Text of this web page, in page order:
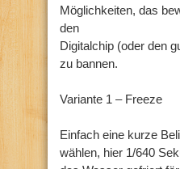
Möglichkeiten, das
den
Digitalchip (oder den
zu bannen.
Variante 1 – Freeze
Einfach eine kurze
wählen, hier 1/640